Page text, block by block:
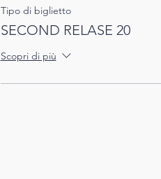
Tipo di biglietto
SECOND RELASE 20
Scopri di più